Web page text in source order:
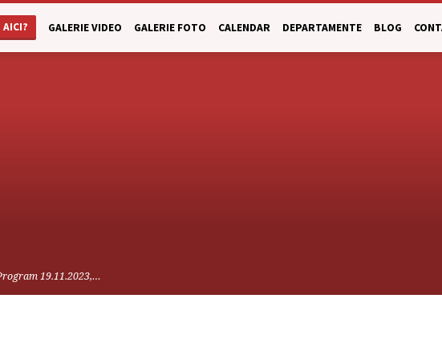
AICI? GALERIE VIDEO GALERIE FOTO CALENDAR DEPARTAMENTE BLOG
19.11.2023,…